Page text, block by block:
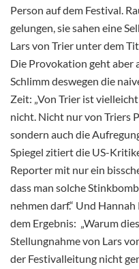
Person auf dem Festival.
gelungen, sie sahen eine
Lars von Trier unter dem
Die Provokation geht aber
Schlimm deswegen die
Zeit: „Von Trier ist
nicht. Nicht nur von Triers
sondern auch die
Spiegel zitiert die US-
Reporter mit nur ein
dass man solche
nehmen darf.“ Und
dem Ergebnis: „Warum
Stellungnahme von Lars
der Festivalleitung nicht